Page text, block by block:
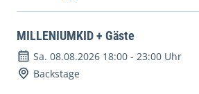
MILLENIUMKID + Gäste
Sa. 08.08.2026 18:00 - 23:00 Uhr
Backstage